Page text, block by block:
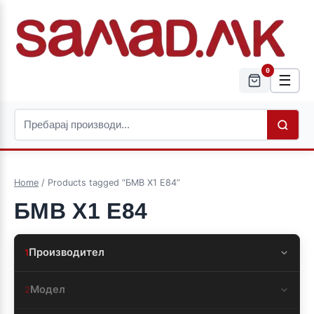
0
☰
Home / Products tagged “БМВ Х1 Е84”
БМВ Х1 Е84
1Производител
2Модел